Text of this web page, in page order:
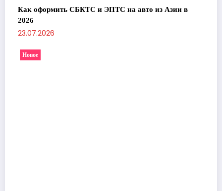
Как оформить СБКТС и ЭПТС на авто из Азии в
2026
23.07.2026
Новое